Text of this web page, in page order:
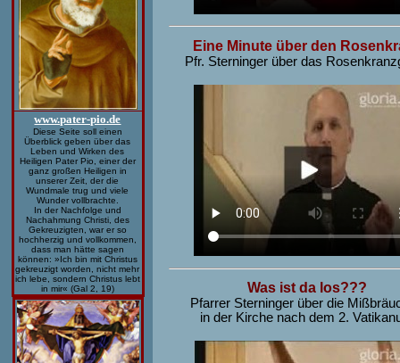
www.pater-pio.de
Diese Seite soll einen
Überblick geben über das
Leben und Wirken des
Heiligen Pater Pio, einer der
ganz großen Heiligen in
unserer Zeit, der die
Wundmale trug und viele
Wunder vollbrachte.
In der Nachfolge und
Nachahmung Christi, des
Gekreuzigten, war er so
hochherzig und vollkommen,
dass man hätte sagen
können: »Ich bin mit Christus
gekreuzigt worden, nicht mehr
ich lebe, sondern Christus lebt
in mir« (Gal 2, 19)
Eine Minute über den
Pfr. Sterninger über das
Was ist da los???
Pfarrer Sterninger über die
in der Kirche nach dem 2.